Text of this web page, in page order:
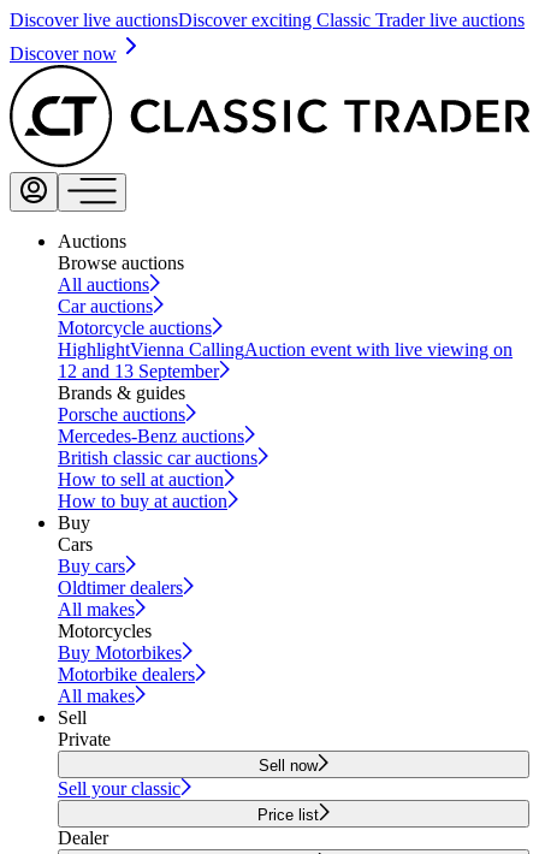
Discover live auctionsDiscover exciting Classic Trader live auctions
Discover now
Auctions
Browse auctions
All auctions
Car auctions
Motorcycle auctions
HighlightVienna CallingAuction event with live viewing on
12 and 13 September
Brands & guides
Porsche auctions
Mercedes-Benz auctions
British classic car auctions
How to sell at auction
How to buy at auction
Buy
Cars
Buy cars
Oldtimer dealers
All makes
Motorcycles
Buy Motorbikes
Motorbike dealers
All makes
Sell
Private
Sell now
Sell your classic
Price list
Dealer